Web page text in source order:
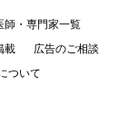
師・専門家一覧
載
広告のご相談
ついて